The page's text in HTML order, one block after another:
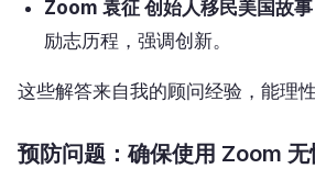
Zoom 袁征 创始人移民美国故事
励志历程，强调创新。
这些解答来自我的顾问经验，能理性
预防问题：确保使用 Zoom 无